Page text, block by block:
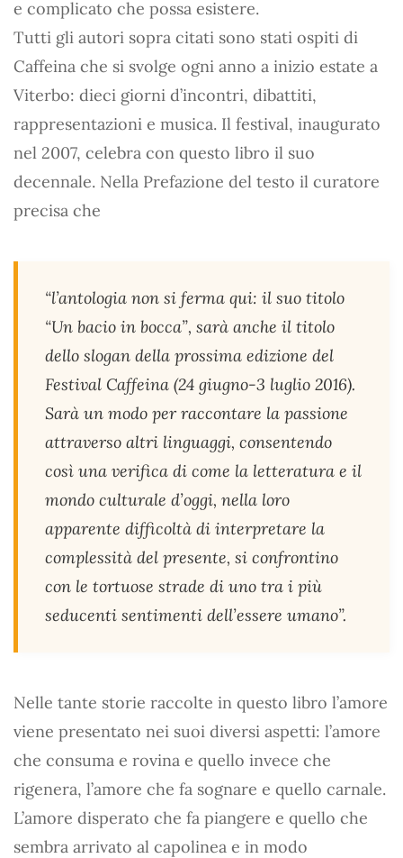
e complicato che possa esistere.
Tutti gli autori sopra citati sono stati ospiti di
Caffeina che si svolge ogni anno a inizio estate a
Viterbo: dieci giorni d’incontri, dibattiti,
rappresentazioni e musica. Il festival, inaugurato
nel 2007, celebra con questo libro il suo
decennale. Nella Prefazione del testo il curatore
precisa che
“l’antologia non si ferma qui: il suo titolo
“Un bacio in bocca”, sarà anche il titolo
dello slogan della prossima edizione del
Festival Caffeina (24 giugno-3 luglio 2016).
Sarà un modo per raccontare la passione
attraverso altri linguaggi, consentendo
così una verifica di come la letteratura e il
mondo culturale d’oggi, nella loro
apparente difficoltà di interpretare la
complessità del presente, si confrontino
con le tortuose strade di uno tra i più
seducenti sentimenti dell’essere umano”.
Nelle tante storie raccolte in questo libro l’amore
viene presentato nei suoi diversi aspetti: l’amore
che consuma e rovina e quello invece che
rigenera, l’amore che fa sognare e quello carnale.
L’amore disperato che fa piangere e quello che
sembra arrivato al capolinea e in modo